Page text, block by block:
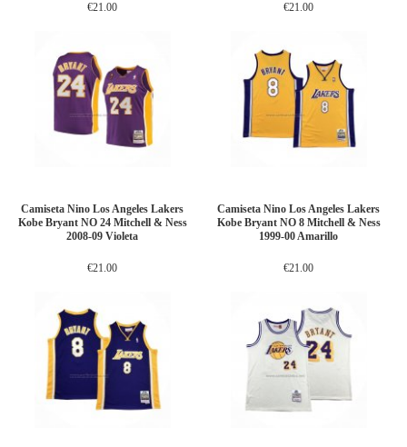
€21.00 €21.00
Camiseta Nino Los Angeles Lakers
Kobe Bryant NO 24 Mitchell & Ness
2008-09 Violeta
€21.00
Camiseta Nino Los Angeles Lakers
Kobe Bryant NO 8 Mitchell & Ness
1999-00 Amarillo
€21.00